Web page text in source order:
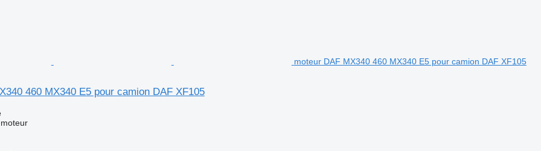
moteur DAF MX340 460 MX340 E5 pour camion DAF XF105
460 MX340 E5 pour camion DAF XF105